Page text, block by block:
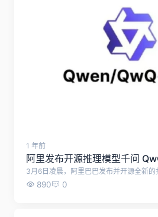
1 年前
阿里发布开源推理模型千问
890 0